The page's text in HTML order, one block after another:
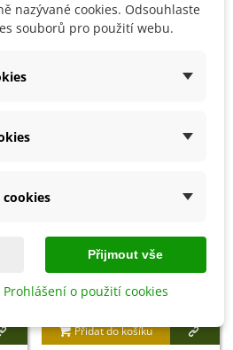
Přidat do košíku
nazývané cookies. Odsouhlaste
souborů pro použití webu.
Přijmout vše
o použití cookies